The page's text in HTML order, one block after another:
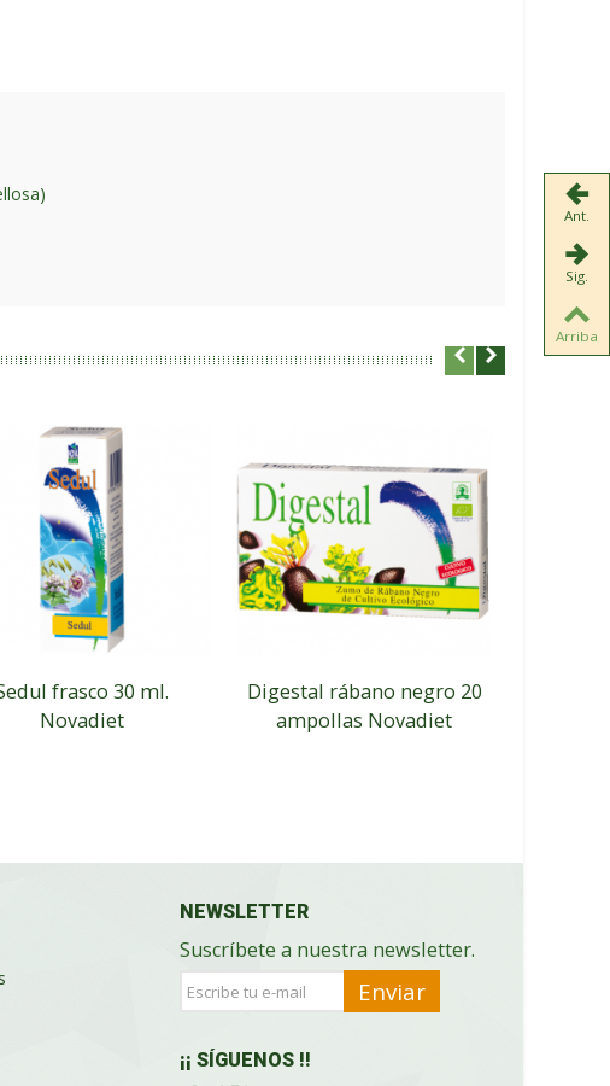
frasco 30 ml.
Novadiet
Digestal rábano negro 20
ampollas Novadiet
NEWSLETTER
Suscríbete a nuestra newsletter.
Enviar
¡¡ SÍGUENOS !!
Ant.
Sig.
Arriba